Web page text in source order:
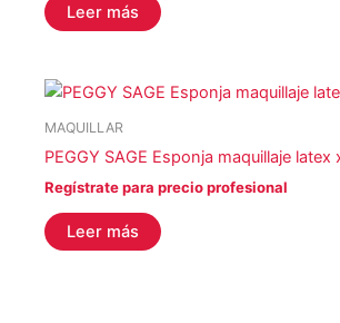
Leer más
MAQUILLAR
PEGGY SAGE Esponja maquillaje latex
Regístrate para precio profesional
Leer más